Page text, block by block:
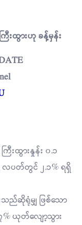
ြီးထွားဟု ခန့်မှန်း
းထွားန‌ှုန်း ၀.၁
လပတ်တွင် ၂.၁% ရရှိ
ဆိုရုံမျှ ဖြစ်သော
ယုတ်လျော့သွား